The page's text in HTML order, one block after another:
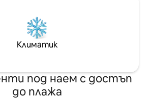
Климатик
под наем с достъп
до плажа